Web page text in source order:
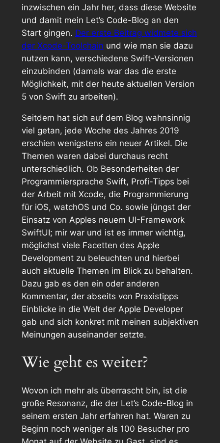
inzwischen ein Jahr her, dass diese Website
und damit mein Let’s Code-Blog an den
Start gingen. Der erste Beitrag widmete sich
der Xcode-Toolchain und wie man sie dazu
nutzen kann, verschiedene Swift-Versionen
einzubinden (damals war das die erste
Möglichkeit, mit der heute aktuellen Version
5 von Swift zu arbeiten).
Seitdem hat sich auf dem Blog wahnsinnig
viel getan, jede Woche des Jahres 2019
erschien wenigstens ein neuer Artikel. Die
Themen waren dabei durchaus recht
unterschiedlich. Ob Besonderheiten der
Programmiersprache Swift, Profi-Tipps bei
der Arbeit mit Xcode, die Programmierung
für iOS, watchOS und Co. sowie jüngst der
Einsatz von Apples neuem UI-Framework
SwiftUI; mir war und ist es immer wichtig,
möglichst viele Facetten des Apple
Development zu beleuchten und hierbei
auch aktuelle Themen im Blick zu behalten.
Dazu gab es den ein oder anderen
Kommentar, der abseits von Praxistipps
Einblicke in die Welt der Apple Developer
gab und sich konkret mit meinen subjektiven
Meinungen auseinander setzte.
Wie geht es weiter?
Wovon ich mehr als überrascht bin, ist die
große Resonanz, die der Let’s Code-Blog in
seinem ersten Jahr erfahren hat. Waren zu
Beginn noch weniger als 100 Besucher pro